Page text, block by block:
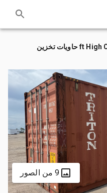
9 من الصور